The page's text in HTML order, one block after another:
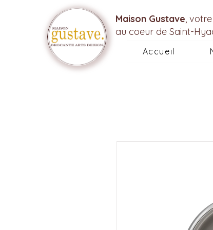
Maison Gustave,
au coeur de Saint-
Accueil